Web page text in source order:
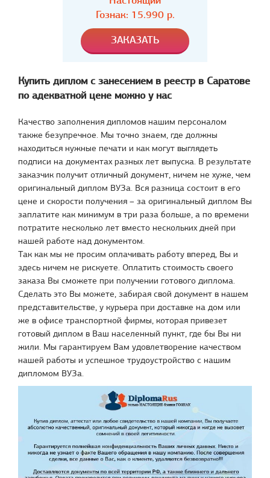
Гознак: 15.990р.
Купить диплом с занесением в реестр в Саратове
по адекватной цене можно у нас
Качество заполнения дипломов нашим персоналом
также безупречное. Мы точно знаем, где должны
находиться нужные печати и как могут выглядеть
подписи на документах разных лет выпуска. В результате
заказчик получит отличный документ, ничем не хуже, чем
оригинальный диплом ВУЗа. Вся разница состоит в его
цене и скорости получения – за оригинальный диплом Вы
заплатите как минимум в три раза больше, а по времени
потратите несколько лет вместо нескольких дней при
нашей работе над документом.
Так как мы не просим оплачивать работу вперед, Вы и
здесь ничем не рискуете. Оплатить стоимость своего
заказа Вы сможете при получении готового диплома.
Сделать это Вы можете, забирая свой документ в нашем
представительстве, у курьера при доставке на дом или
же в офисе транспортной фирмы, которая привезет
готовый диплом в Ваш населенный пункт, где бы Вы ни
жили. Мы гарантируем Вам удовлетворение качеством
нашей работы и успешное трудоустройство с нашим
дипломом ВУЗа.